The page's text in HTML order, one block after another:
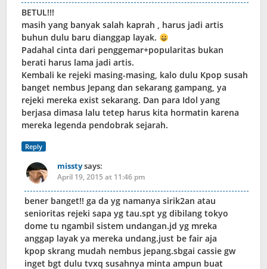
BETUL!!!
masih yang banyak salah kaprah , harus jadi artis
buhun dulu baru dianggap layak.
Padahal cinta dari penggemar+popularitas bukan
berati harus lama jadi artis.
Kembali ke rejeki masing-masing, kalo dulu Kpop susah
banget nembus Jepang dan sekarang gampang, ya
rejeki mereka exist sekarang. Dan para Idol yang
berjasa dimasa lalu tetep harus kita hormatin karena
mereka legenda pendobrak sejarah.
Reply
misstysays:
April 19, 2015 at 11:46 pm
bener banget!! ga da yg namanya sirik2an atau
senioritas rejeki sapa yg tau.spt yg dibilang tokyo
dome tu ngambil sistem undangan.jd yg mreka
anggap layak ya mereka undang.just be fair aja
kpop skrang mudah nembus jepang.sbgai cassie gw
inget bgt dulu tvxq susahnya minta ampun buat